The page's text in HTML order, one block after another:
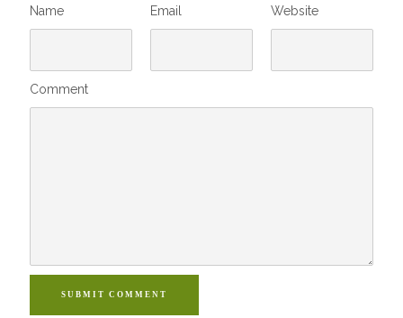
Name Email Website
Comment
SUBMIT COMMENT